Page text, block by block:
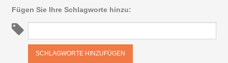
Fügen Sie Ihre Schlagworte hinzu:
SCHLAGWORTE HINZUFÜGEN